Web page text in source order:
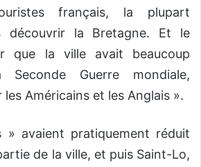
français, la plupart
découvrir la Bretagne. Et le
que la ville avait beaucoup
Guerre mondiale,
Américains et les Anglais ».
» avaient pratiquement réduit
de la ville, et puis Saint-Lo,